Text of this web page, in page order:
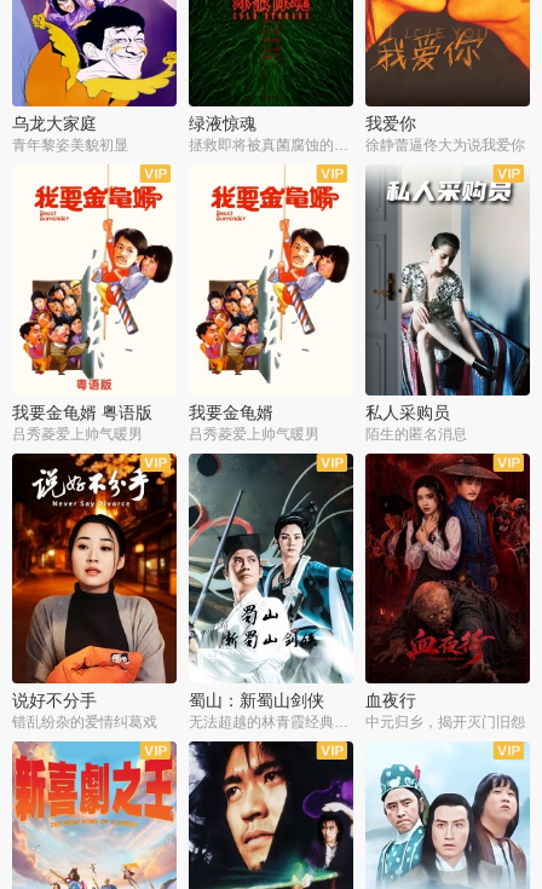
乌龙大家庭
青年黎姿美貌初显
绿液惊魂
拯救即将被真菌腐蚀的世界
我爱你
徐静蕾逼佟大为说我爱你
我要金龟婿 粤语版
吕秀菱爱上帅气暖男
我要金龟婿
吕秀菱爱上帅气暖男
私人采购员
陌生的匿名消息
说好不分手
错乱纷杂的爱情纠葛戏
蜀山：新蜀山剑侠
无法超越的林青霞经典角色
血夜行
中元归乡，揭开灭门旧怨